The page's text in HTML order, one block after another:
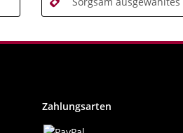
Zahlungsarten